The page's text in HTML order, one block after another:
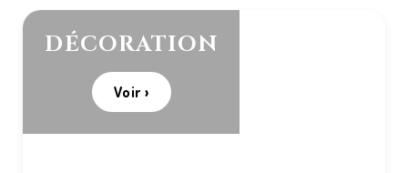
DÉCORATION
Voir ›